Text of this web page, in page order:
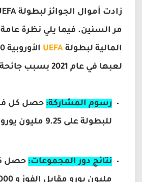
مر السنين. فيما يلي نظرة عامة
المالية لبطولةUEFA
لعبها في عام 2021 بسبب جائحة COVID-19):
رسوم المشاركة: حصل كل
للبطولة على 9.25 مليون يورو.
نتائج دور المجموعات: